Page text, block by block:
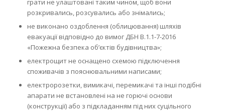
грати не улаштовані таким чином, щоб вони
розкривались, розсувались або знімались;
не виконано оздоблення (облицювання) шляхів
евакуації відповідно до вимог ДБН В.1.1-7-2016
«Пожежна безпека об’єктів будівництва»;
електрощит не оснащено схемою підключення
споживачів з пояснювальними написами;
електророзетки, вимикачі, перемикачі та інші подібні
апарати не встановлені на не горючі основи
(конструкції) або з підкладанням під них суцільного